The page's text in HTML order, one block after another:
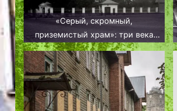
«Серый, скромный,
приземистый храм»: три века
Казанской церкви